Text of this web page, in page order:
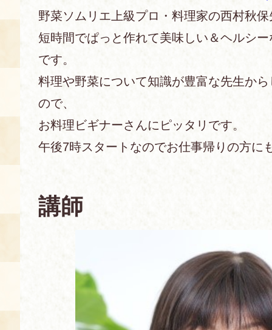
あじわい館とは
京の食文化について
アクセス
料理教室
キャンセル・ご変更
食の海援隊・陸援隊 会員限定
展示室
空き状況・ご予約
団体向け見学・体験
食の語り部の部屋
野菜ソムリエ上級プロ・料理家の西村秋
短時間でぱっと作れて美味しい＆ヘルシ
です。
料理や野菜について知識が豊富な先生か
ので、
お料理ビギナーさんにピッタリです。
午後7時スタートなのでお仕事帰りの方に
講師